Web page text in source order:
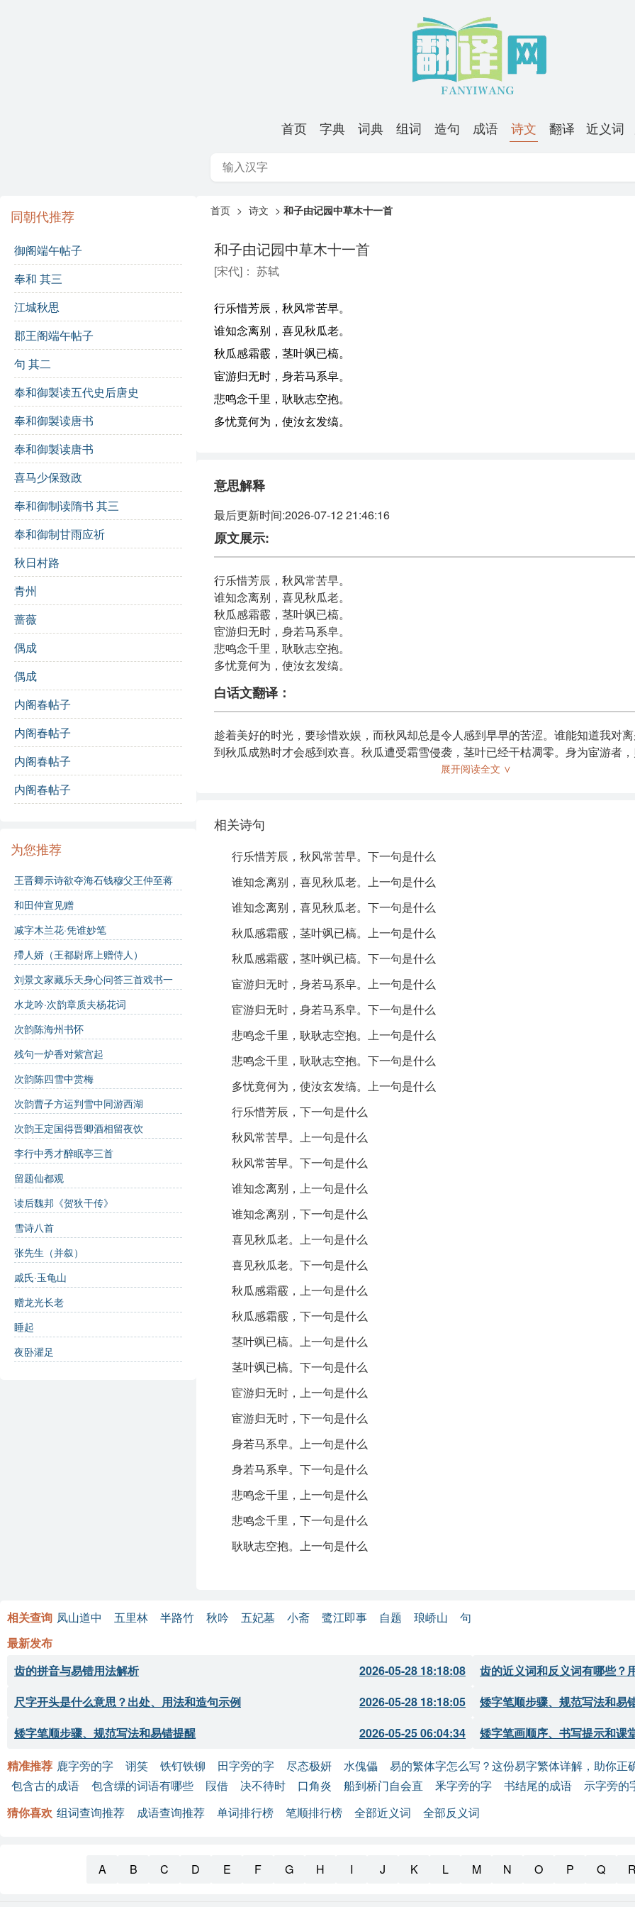
首页 字典 词典 组词 造句 成语 诗文 翻译 近义词
同朝代推荐
御阁端午帖子
奉和 其三
江城秋思
郡王阁端午帖子
句 其二
奉和御製读五代史后唐史
奉和御製读唐书
奉和御製读唐书
喜马少保致政
奉和御制读隋书 其三
奉和御制甘雨应祈
秋日村路
青州
蔷薇
偶成
偶成
内阁春帖子
内阁春帖子
内阁春帖子
内阁春帖子
为您推荐
王晋卿示诗欲夺海石钱穆父王仲至蒋
颖叔皆次
和田仲宣见赠
减字木兰花·凭谁妙笔
殢人娇（王都尉席上赠侍人）
刘景文家藏乐天身心问答三首戏书一
绝其后
水龙吟·次韵章质夫杨花词
次韵陈海州书怀
残句一炉香对紫宫起
次韵陈四雪中赏梅
次韵曹子方运判雪中同游西湖
次韵王定国得晋卿酒相留夜饮
李行中秀才醉眠亭三首
留题仙都观
读后魏邦《贺狄干传》
雪诗八首
张先生（并叙）
戚氏·玉龟山
赠龙光长老
睡起
夜卧濯足
首页 > 诗文 >和子由记园中草木十一首
和子由记园中草木十一首
[宋代]：苏轼
行乐惜芳辰，秋风常苦早。
谁知念离别，喜见秋瓜老。
秋瓜感霜霰，茎叶飒已槁。
宦游归无时，身若马系皁。
悲鸣念千里，耿耿志空抱。
多忧竟何为，使汝玄发缟。
意思解释
最后更新时间:2026-07-12 21:46:16
原文展示:
行乐惜芳辰，秋风常苦早。
谁知念离别，喜见秋瓜老。
秋瓜感霜霰，茎叶飒已槁。
宦游归无时，身若马系皁。
悲鸣念千里，耿耿志空抱。
多忧竟何为，使汝玄发缟。
白话文翻译：
趁着美好的时光，要珍惜欢娱，而秋风却总是令人感到早早的苦涩。谁能知道我对
到秋瓜成熟时才会感到欢喜。秋瓜遭受霜雪侵袭，茎叶已经干枯凋零。身为宦游者
把握，身如马被拴住，难以自由驰骋。听到悲鸣，心中思念千里之外，心中耿耿不安
行乐：指享受快乐。
芳辰：美好的时光。
苦早：指秋风来临，感到时光流逝的忧愁。
感霜霰：遭受霜雪的侵袭。
宦游：指官场的游历，离家在外。
悲鸣：指悲伤的呼喊或想念。
耿耿：形容心中不安或惆怅的状态。
玄发缟：黑发变成白发，象征衰老。
作者介绍：
苏轼（1037年－1101年），字子瞻，号东坡居士，北宋时期著名的文学家、书画家
作品常常表现出人对自然的感悟和对人生的思考。
创作背景：
此诗创作于苏轼在外宦游期间，面临离别与思乡之情，借秋季的景象抒发自己的感慨
人感受到一种早逝的伤感，同时也引发了对生活的深思。
诗歌鉴赏：
这首诗通过秋天的自然景象表达了诗人对人生的感悟与对离别的思考。开篇的“行乐
美好时光的珍惜，同时又因秋风的到来而感到时光匆匆流逝的苦恼。这种对比不仅表
爱，也反映了他对时间无情流逝的无奈和忧伤。
随着诗意的发展，诗人提到“秋瓜感霜霰”，通过对秋瓜的描写，表达了世事无常和人
他对宦游生涯的感慨。他“身若马系皁”的比喻，生动地描绘了他被生活束缚的无奈感
诗中“悲鸣念千里”更是直白地表达了他对故土的思念之情。
整首诗在情感上层层递进，最终以“多忧竟何为”作结，表现出诗人对人生哲理的思考
中，忧愁是否真的有意义？这不仅是对个人情感的反省，也是一种对社会现实的深刻
逐句解析：
：秋风的到来带来忧伤，时间流逝的感觉。
谁知念离别
：表达对离别的思念与无奈。
：在思念中找到一丝欣慰。
秋瓜感霜霰
：描绘自然界的变化，象征人生的无常。
茎叶飒已槁 ：生命的衰退。
宦游归无时 ：身处官场，归乡无望。
展开阅读全文 ∨
相关诗句
行乐惜芳辰，秋风常苦早。下一句是什么
谁知念离别，喜见秋瓜老。上一句是什么
谁知念离别，喜见秋瓜老。下一句是什么
秋瓜感霜霰，茎叶飒已槁。上一句是什么
秋瓜感霜霰，茎叶飒已槁。下一句是什么
宦游归无时，身若马系皁。上一句是什么
宦游归无时，身若马系皁。下一句是什么
悲鸣念千里，耿耿志空抱。上一句是什么
悲鸣念千里，耿耿志空抱。下一句是什么
多忧竟何为，使汝玄发缟。上一句是什么
行乐惜芳辰，下一句是什么
秋风常苦早。上一句是什么
秋风常苦早。下一句是什么
谁知念离别，上一句是什么
谁知念离别，下一句是什么
喜见秋瓜老。上一句是什么
喜见秋瓜老。下一句是什么
秋瓜感霜霰，上一句是什么
秋瓜感霜霰，下一句是什么
茎叶飒已槁。上一句是什么
茎叶飒已槁。下一句是什么
宦游归无时，上一句是什么
宦游归无时，下一句是什么
身若马系皁。上一句是什么
身若马系皁。下一句是什么
悲鸣念千里，上一句是什么
悲鸣念千里，下一句是什么
耿耿志空抱。上一句是什么
相关查询 凤山道中 五里林 半路竹 秋吟 五妃墓 小斋 鹭江即事 自题 琅峤山
句
最新发布
齿的拼音与易错用法解析
2026-05-28 18:18:08 齿的近义词和反义词有哪些？
尺字开头是什么意思？出处、用法和造句示例
2026-05-28 18:18:05 矮字笔顺步骤、规范写法和易
矮字笔顺步骤、规范写法和易错提醒
2026-05-25 06:04:34 矮字笔画顺序、书写提示和课
精准推荐 鹿字旁的字 诩笑 铁钉铁铆 田字旁的字 尽态极妍 水傀儡 易的繁体字怎么写？这份易字繁体详解，助你正
包含古的成语
包含缥的词语有哪些 叚借 决不待时 口角炎 船到桥门自会直 釆字旁的字 书结尾的成语 示字旁的
猜你喜欢 组词查询推荐 成语查询推荐 单词排行榜 笔顺排行榜 全部近义词 全部反义词
A B C D E F G H I J K L M N O P Q R